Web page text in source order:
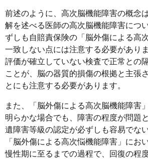
前述のように、高次脳機能障害の概念
解を述べる医師の高次脳機能障害につ
ずしも自賠責保険の「脳外傷による高
一致しない点には注意する必要があり
評価が確立していない検査で正常との
ことが、脳の器質的損傷の根拠と主張
とにも注意する必要があります。
また、「脳外傷による高次脳機能障害
明らかな場合でも、障害の程度が問題
遺障害等級の認定が必ずしも容易でな
「脳外傷による高次悩機能障害」にお
慢性期に至るまでの過程で、回復の程